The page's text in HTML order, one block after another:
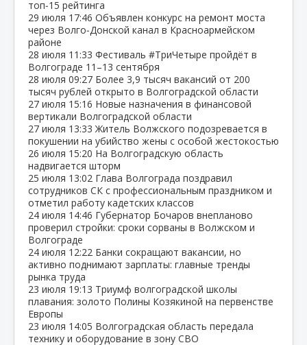
топ‑15 рейтинга
29 июля 17:46 Объявлен конкурс на ремонт моста
через Волго‑Донской канал в Красноармейском
районе
28 июля 11:33 Фестиваль #ТриЧетыре пройдёт в
Волгограде 11–13 сентября
28 июля 09:27 Более 3,9 тысяч вакансий от 200
тысяч рублей открыто в Волгоградской области
27 июля 15:16 Новые назначения в финансовой
вертикали Волгоградской области
27 июля 13:33 Житель Волжского подозревается в
покушении на убийство жены с особой жестокостью
26 июля 15:20 На Волгоградскую область
надвигается шторм
25 июля 13:02 Глава Волгограда поздравил
сотрудников СК с профессиональным праздником и
отметил работу кадетских классов
24 июля 14:46 Губернатор Бочаров внепланово
проверил стройки: сроки сорваны в Волжском и
Волгограде
24 июля 12:22 Банки сокращают вакансии, но
активно поднимают зарплаты: главные тренды
рынка труда
23 июля 19:13 Триумф волгоградской школы
плавания: золото Полины Козякиной на первенстве
Европы
23 июля 14:05 Волгоградская область передала
технику и оборудование в зону СВО